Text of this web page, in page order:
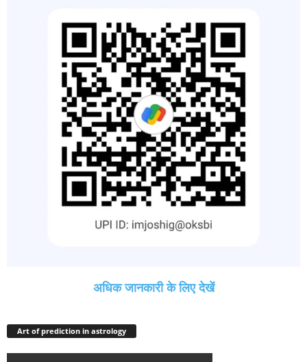
अधिक जानकारी के लिए देखें
Art of prediction in astrology